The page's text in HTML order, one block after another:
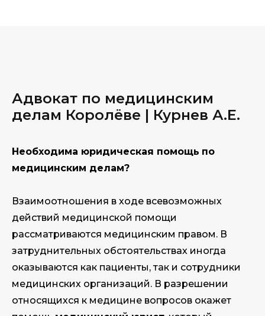
Адвокат по медицинским
делам Королёве | Курнев А.Е.
Необходима юридическая помощь по
медицинским делам?
Взаимоотношения в ходе всевозможных
действий медицинской помощи
рассматриваются медицинским правом. В
затруднительных обстоятельствах иногда
оказываются как пациенты, так и сотрудники
медицинских организаций. В разрешении
относящихся к медицине вопросов окажет